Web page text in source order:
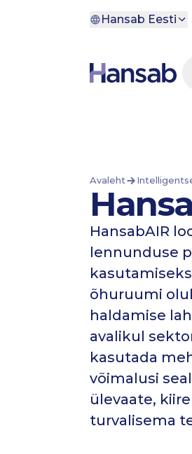
Hansab Eesti
Avaleht
HansabAIR
lennunduse
õhuruumi
haldamise
avalikul
kasutada
võimalusi
ülevaate,
turvalisema